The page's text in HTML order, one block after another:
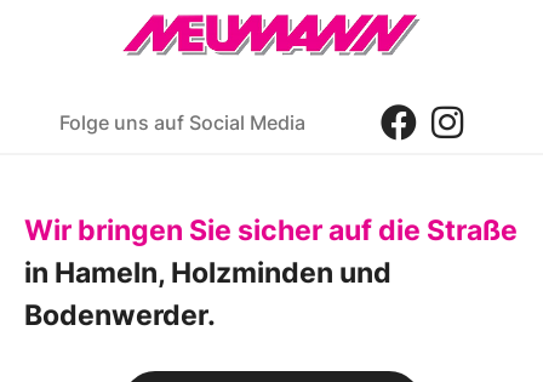
Folge uns auf Social Media
Wir bringen Sie sicher auf die Straße
in Hameln, Holzminden und
Bodenwerder.